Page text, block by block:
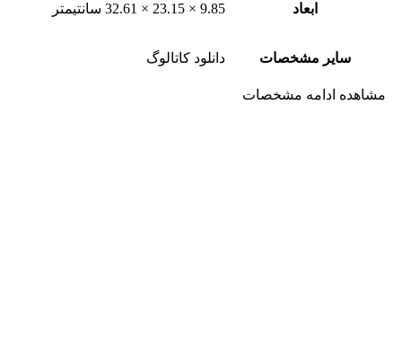
ابعاد 9.85 × 23.15 × 32.61 سانتیمتر
سایر مشخصات دانلود کاتالوگ
مشاهده ادامه مشخصات